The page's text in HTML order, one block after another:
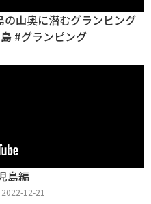
の山奥に潜むグランピング
#グランピング
島編
12-21